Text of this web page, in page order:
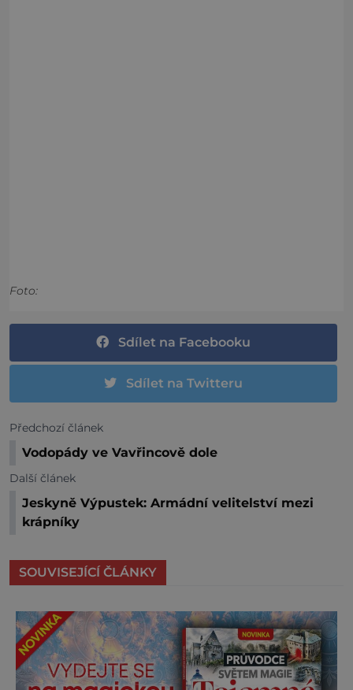
Foto:
Sdílet na Facebooku
Sdílet na Twitteru
Předchozí článek
Vodopády ve Vavřincově dole
Další článek
Jeskyně Výpustek: Armádní velitelství mezi
krápníky
SOUVISEJÍCÍ ČLÁNKY